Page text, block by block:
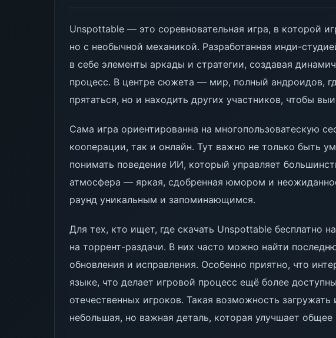
Unspottable — это соревновательная игра, в которой
но с необычной механикой. Разработанная инди-
в себе элементы аркады и стратегии, создавая
процесс. В центре сюжета — мир, полный андроидов,
прятаться, но и находить других участников, чтобы
Сама игра ориентированна на многопользоватескую
кооперации, так и онлайн. Тут важно не только быть
понимать поведение ИИ, который управляет
атмосфера — яркая, сдобренная юмором и
раунд уникальным и запоминающимся.
Для тех, кто ищет, где скачать Unspottable бесплатно
на торрент-раздачи. В них часто можно найти
обновления и исправления. Особенно приятно, что
языке, что делает игровой процесс ещё более
отечественных игроков. Такая возможность
небольшая, но важная деталь, которая улучшает общее